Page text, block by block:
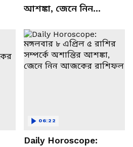
আশঙ্কা, জেনে নিন
Daily Horoscope:
06:22